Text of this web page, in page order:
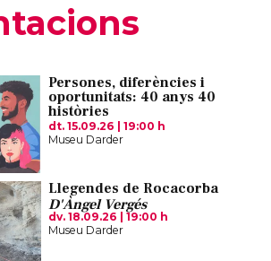
Persones, diferències i
oportunitats: 40 anys 40
històries
dt. 15.09.26 |19:00 h
Museu Darder
Llegendes de Rocacorba
D'Àngel Vergés
dv. 18.09.26 |19:00 h
Museu Darder